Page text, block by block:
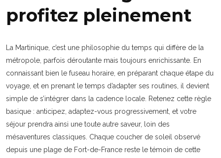
profitez pleinement
La Martinique, c’est une philosophie du temps qui diffère de la
métropole, parfois déroutante mais toujours enrichissante. En
connaissant bien le fuseau horaire, en préparant chaque étape du
voyage, et en prenant le temps d’adapter ses routines, il devient
simple de s’intégrer dans la cadence locale. Retenez cette règle
basique : anticipez, adaptez-vous progressivement, et votre
séjour prendra ainsi une toute autre saveur, loin des
mésaventures classiques. Chaque coucher de soleil observé
depuis une plage de Fort-de-France reste le témoin de cette